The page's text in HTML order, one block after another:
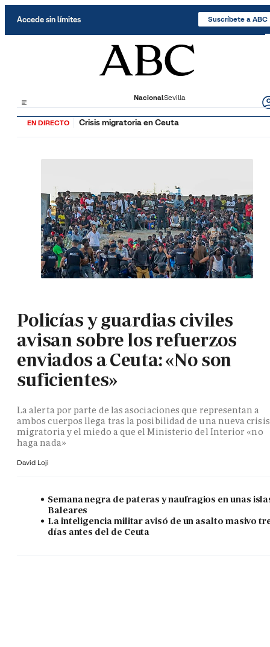
Accede sin límites Suscríbete a ABC
NacionalSevilla
EN DIRECTO Crisis migratoria en Ceuta
Policías y guardias civiles
avisan sobre los refuerzos
enviados a Ceuta: «No son
suficientes»
La alerta por parte de las asociaciones que representan a
ambos cuerpos llega tras la posibilidad de una nueva crisis
migratoria y el miedo a que el Ministerio del Interior «no
haga nada»
David Loji
Semana negra de pateras y naufragios en unas
Baleares
La inteligencia militar avisó de un asalto masivo
días antes del de Ceuta